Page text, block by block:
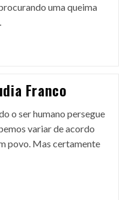
uma queima
Franco
o ser humano persegue
variar de acordo
povo. Mas certamente